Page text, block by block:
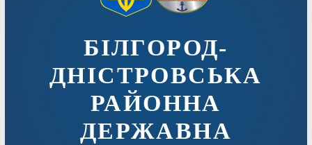
БІЛГОРОД-
ДНІСТРОВСЬКА
РАЙОННА
ДЕРЖАВНА